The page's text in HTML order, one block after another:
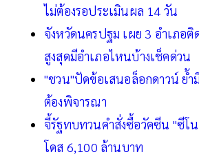
ไม่ต้องรอประเมินผล 14 วัน
จังหวัดนครปฐม เผย 3 อำเภอติ
สูงสุดมีอำเภอไหนบ้างเช็คด่วน
"ชวน"ปัดข้อเสนอล็อกดาวน์ ย้
ต้องพิจารณา
จี้รัฐทบทวนคำสั่งซื้อวัคซีน "ซีโ
โดส 6,100 ล้านบาท